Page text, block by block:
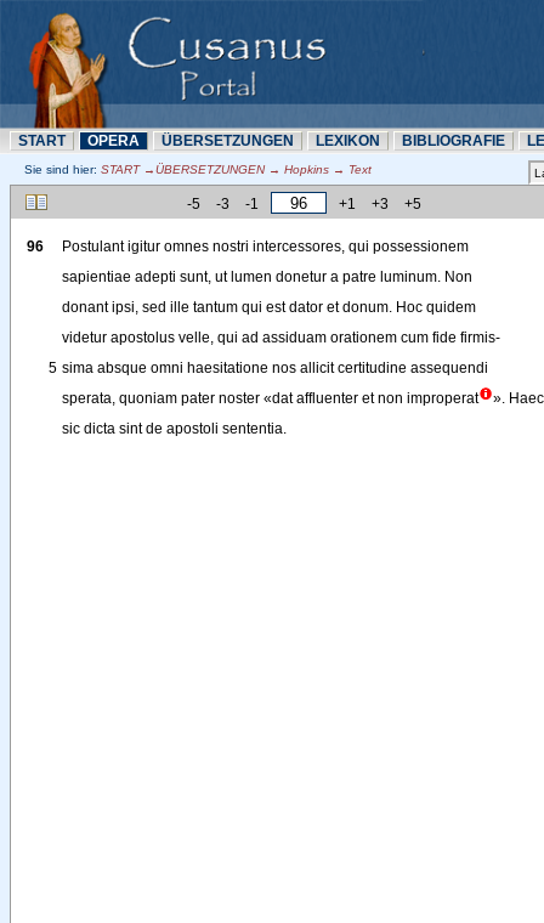
START OPERA ÜBERSETZUNN LEXIKON BIBLIOGRAFIE
Sie sind hier: START →ÜBERSETZUNN → Hopkins → Text
-5 -3 -1 +1 +3 +5
96 Postulant igitur omnes nostri intercessores, qui possessionem
sapientiae adepti sunt, ut lumen donetur a patre luminum. Non
donant ipsi, sed ille tantum qui est dator et donum. Hoc quidem
videtur apostolus velle, qui ad assiduam orationem cum fide firmis-
5 sima absque omni haesitatione nos allicit certitudine assequendi
sperata, quoniam pater noster «dat affluenter et non improperat ». Haec
sic dicta sint de apostoli sententia.